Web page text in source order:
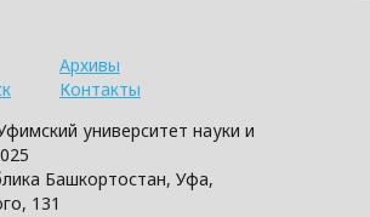
Архивы
Контакты
университет науки и
Башкортостан, Уфа,
131